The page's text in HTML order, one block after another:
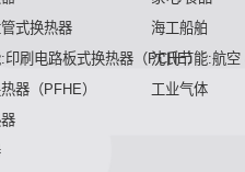
式换热器
印刷电路板式换热器（PCHE）
器（PFHE）
海工船舶
沈氏节能:航空
工业气体